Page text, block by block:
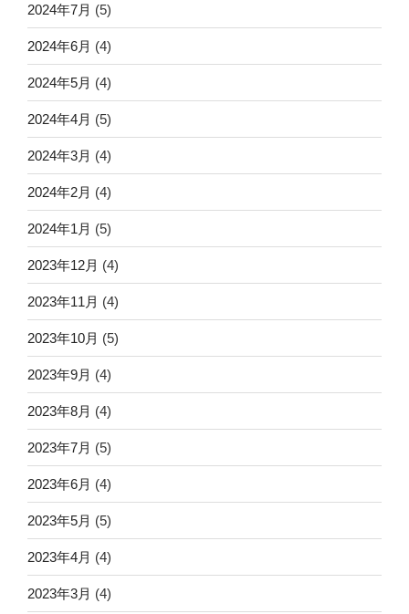
2024年7月 (5)
2024年6月 (4)
2024年5月 (4)
2024年4月 (5)
2024年3月 (4)
2024年2月 (4)
2024年1月 (5)
2023年12月 (4)
2023年11月 (4)
2023年10月 (5)
2023年9月 (4)
2023年8月 (4)
2023年7月 (5)
2023年6月 (4)
2023年5月 (5)
2023年4月 (4)
2023年3月 (4)